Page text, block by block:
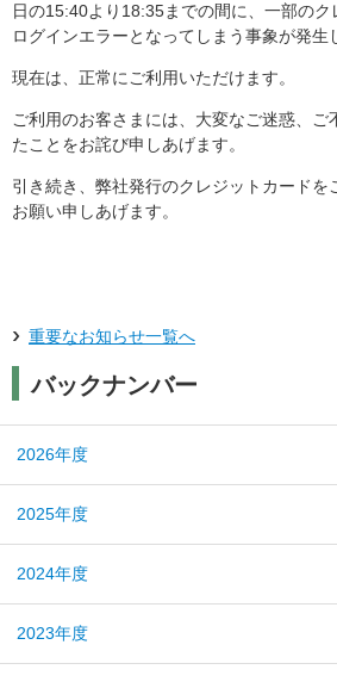
日の15:40より18:35までの間に、一部の
ログインエラーとなってしまう事象が発生
現在は、正常にご利用いただけます。
ご利用のお客さまには、大変なご迷惑、ご
たことをお詫び申しあげます。
引き続き、弊社発行のクレジットカードを
お願い申しあげます。
重要なお知らせ一覧へ
バックナンバー
2026年度
2025年度
2024年度
2023年度